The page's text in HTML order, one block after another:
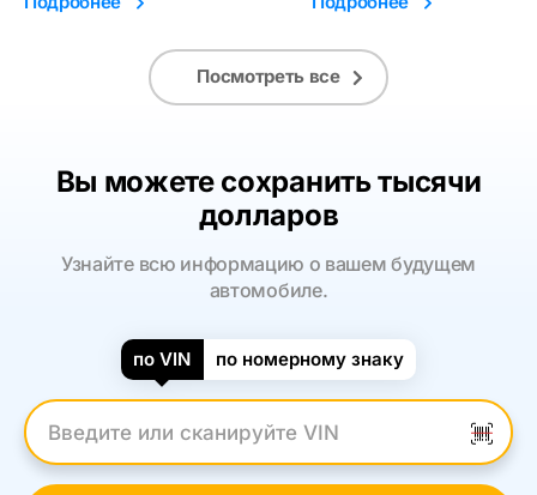
Посмотреть все
Вы можете сохранить тысячи
долларов
Узнайте всю информацию о вашем будущем
автомобиле.
по VIN по номерному знаку
Введите VIN